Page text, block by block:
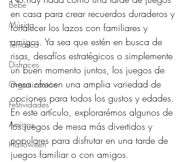
Bebé
Música
Temática
Disfraces
Organización
Festividades
Amigos
Halloween
en casa para crear recuerdos duraderos y
fortalecer los lazos con familiares y
amigos. Ya sea que estén en busca de
risas, desafíos estratégicos o simplemente
un buen momento juntos, los juegos de
mesa ofrecen una amplia variedad de
opciones para todos los gustos y edades.
En este artículo, explorarémos algunos de
los juegos de mesa más divertidos y
populares para disfrutar en una tarde de
juegos familiar o con amigos.